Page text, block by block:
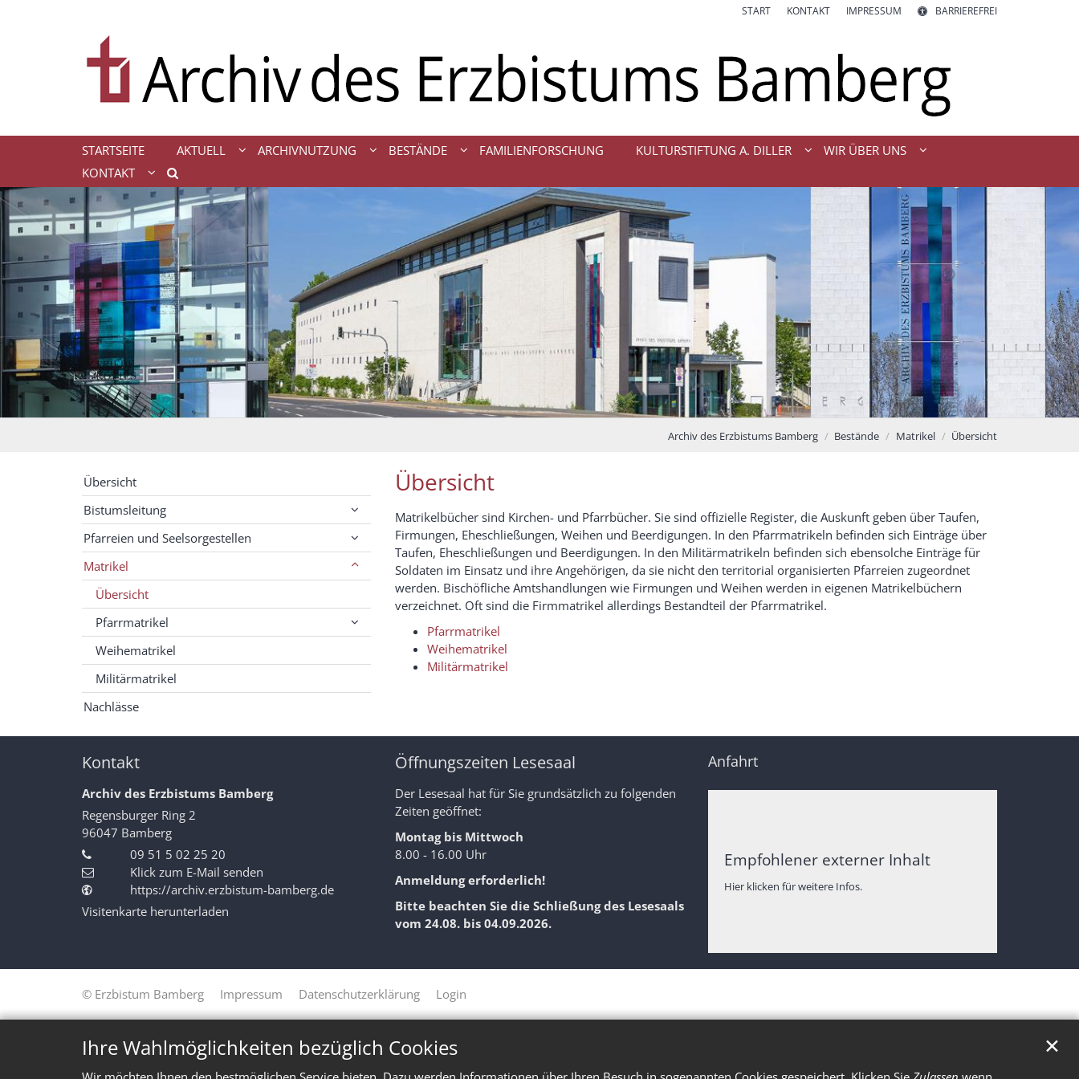
Ihre Wahlmöglichkeiten bezüglich Cookies ✕
START KONTAKT IMPRESSUM BARRIEREFREI
STARTSEITE AKTUELL ARCHIVNUTZUNG BESTÄNDE FAMILIENFORSCHUNG KULTURSTIFTUNG A. DILLER
WIR ÜBER UNS
KONTAKT
Archiv des Erzbistums Bamberg Bestände Matrikel Übersicht
Übersicht
Matrikelbücher sind Kirchen- und Pfarrbücher. Sie sind offizielle Register, die Auskunft geben über Taufen,
Firmungen, Eheschließungen, Weihen und Beerdigungen. In den Pfarrmatrikeln befinden sich Einträge über
Taufen, Eheschließungen und Beerdigungen. In den Militärmatrikeln befinden sich ebensolche Einträge für
Soldaten im Einsatz und ihre Angehörigen, da sie nicht den territorial organisierten Pfarreien zugeordnet
werden. Bischöfliche Amtshandlungen wie Firmungen und Weihen werden in eigenen Matrikelbüchern
verzeichnet. Oft sind die Firmmatrikel allerdings Bestandteil der Pfarrmatrikel.
Pfarrmatrikel
Weihematrikel
Militärmatrikel
Übersicht
Bistumsleitung
Pfarreien und Seelsorgestellen
Matrikel
Übersicht
Pfarrmatrikel
Weihematrikel
Militärmatrikel
Nachlässe
Kontakt
Archiv des Erzbistums Bamberg
Regensburger Ring 2
96047 Bamberg
09 51 5 02 25 20
Klick zum E-Mail senden
https://archiv.erzbistum-bamberg.de
Visitenkarte herunterladen
Öffnungszeiten Lesesaal
Der Lesesaal hat für Sie grundsätzlich zu folgenden
Zeiten geöffnet:
Montag bis Mittwoch
8.00 - 16.00 Uhr
Anmeldung erforderlich!
Bitte beachten Sie die Schließung des Lesesaals
vom 24.08. bis 04.09.2026.
Anfahrt
Empfohlener externer Inhalt
Hier klicken für weitere Infos.
© Erzbistum Bamberg Impressum Datenschutzerklärung Login